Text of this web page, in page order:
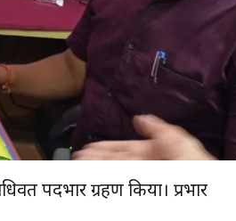
पदभार ग्रहण किया। प्रभार